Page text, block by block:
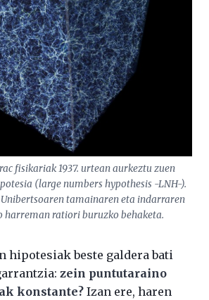
fisikariak 1937. urtean aurkeztu zuen
(large numbers hypothesis -LNH-).
tamainaren eta indarraren
harreman ratiori buruzko behaketa.
hipotesiak beste galdera bati
zein puntutaraino
konstante? Izan ere, haren